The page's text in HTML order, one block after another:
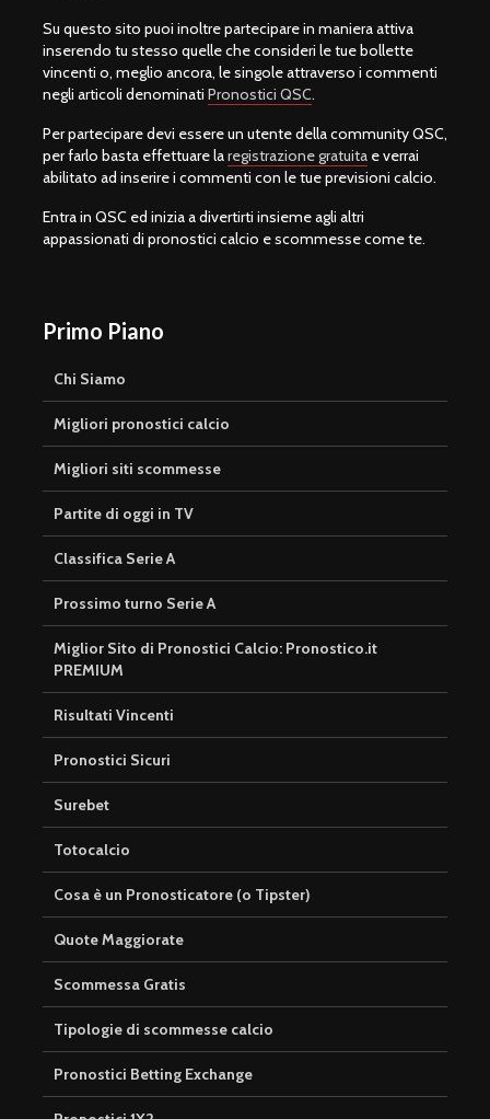
Su questo sito puoi inoltre partecipare in maniera attiva
inserendo tu stesso quelle che consideri le tue bollette
vincenti o, meglio ancora, le singole attraverso i commenti
negli articoli denominati Pronostici QSC.
Per partecipare devi essere un utente della community QSC,
per farlo basta effettuare laregistrazione gratuita e verrai
abilitato ad inserire i commenti con le tue previsioni calcio.
Entra in QSC ed inizia a divertirti insieme agli altri
appassionati di pronostici calcio e scommesse come te.
Primo Piano
Chi Siamo
Migliori pronostici calcio
Migliori siti scommesse
Partite di oggi in TV
Classifica Serie A
Prossimo turno Serie A
Miglior Sito di Pronostici Calcio: Pronostico.it
PREMIUM
Risultati Vincenti
Pronostici Sicuri
Surebet
Totocalcio
Cosa è un Pronosticatore (o Tipster)
Quote Maggiorate
Scommessa Gratis
Tipologie di scommesse calcio
Pronostici Betting Exchange